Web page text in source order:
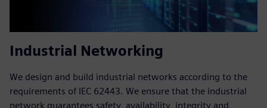
Industrial Networking
We design and build industrial networks according to the
requirements of IEC 62443. We ensure that the industrial
network guarantees safety, availability, integrity and